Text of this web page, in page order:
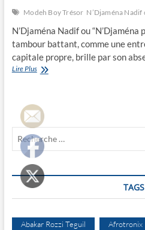
Modeh Boy Trésor N’Djaména Nadif
N’Djaména Nadif ou
tambour battant, comme une
capitale propre, brille par son
Lire PlusN’Djaména
TAGS
Abakar Rozzi Teguil Afrotronix